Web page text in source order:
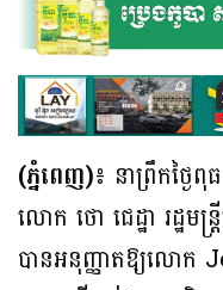
(ភ្នំពេញ)៖ នាព្រឹកថ្ង
លោក ថោ ជេដ្ឋា រដ្ឋ
បានអនុញ្ញាតឱ្យលោក